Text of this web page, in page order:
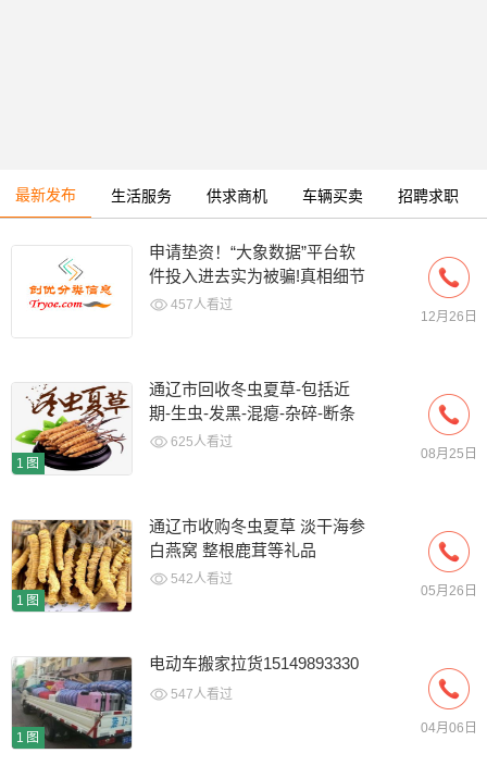
最新发布 生活服务 供求商机 车辆买卖 招聘求职
申请垫资！“大象数据”平台软
件投入进去实为被骗!真相细节
揭露!!457人看过
12月26日
1图
通辽市回收冬虫夏草-包括近
期-生虫-发黑-混瘪-杂碎-断条
草 625人看过
08月25日
1图
通辽市收购冬虫夏草 淡干海参
白燕窝 整根鹿茸等礼品
542人看过
05月26日
1图
电动车搬家拉货15149893330
547人看过
04月06日